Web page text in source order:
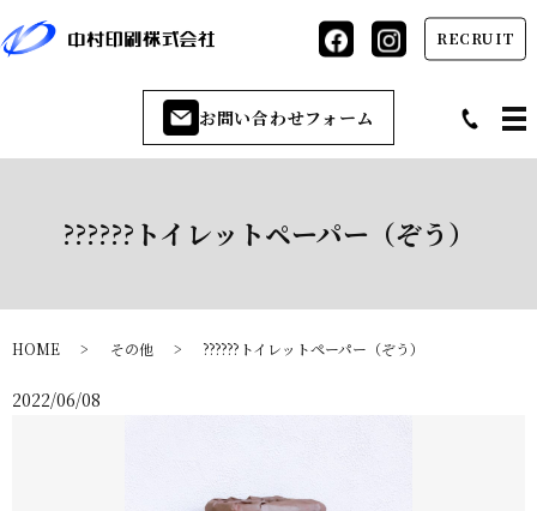
お問い合わせフォーム
RECRUIT
??????トイレットペーパー（ぞう）
HOME その他 ??????トイレットペーパー（ぞう）
2022/06/08